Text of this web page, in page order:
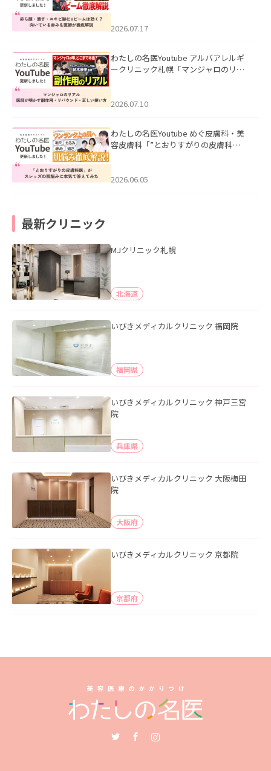
した。
2026.07.17
わたしの名医Youtube アルバアレルギ
ークリニック札幌「マンジャロのリア
た。
2026.07.10
わたしの名医Youtube めぐ皮膚科・美
容皮膚科「”とおりすがりの皮膚科
2026.06.05
最新クリニック
MJクリニック札幌
北海道
いびきメディカルクリニック 福岡院
福岡県
いびきメディカルクリニック 神戸三宮
院
兵庫県
いびきメディカルクリニック 大阪梅田
院
大阪府
いびきメディカルクリニック 京都院
京都府